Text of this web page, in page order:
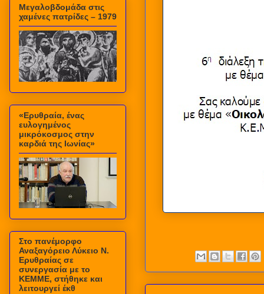
Μεγαλοβδομάδα στις
χαμένες πατρίδες – 1979
«Ερυθραία, ένας
ευλογημένος
μικρόκοσμος στην
καρδιά της Ιωνίας»
Στο πανέμορφο
Αναξαγόρειο Λύκειο Ν.
Ερυθραίας σε
συνεργασία με το
ΚΕΜΜΕ, στήθηκε και
λειτουργεί έκθ